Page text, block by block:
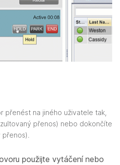
přenést na jiného uživatele tak,
přenos) nebo dokončíte
použijte vytáčení nebo